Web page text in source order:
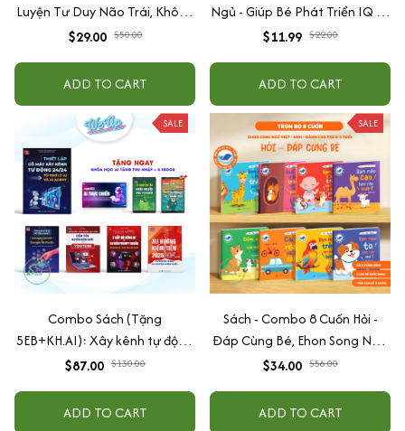
Luyện Tư Duy Não Trái, Không
Não Phải - Đánh Thức Tiềm
$29.00 $50.00
ADD TO CART
Ngủ - Giúp Bé Phát Triển IQ Và
EQ
$11.99 $22.00
ADD TO CART
SALE
Combo Sách (Tặng
5EB+KH.AI): Xây kênh tự động
AI Agent + AI siêu mạnh + 3
+ Xu hướng
$87.00 $130.00
ADD TO CART
SALE
Sách - Combo 8 Cuốn Hỏi -
Đáp Cùng Bé, Ehon Song Ngữ
Việt - Anh - Dành Cho Bé Từ 0
$34.00 $56.00
ADD TO CART